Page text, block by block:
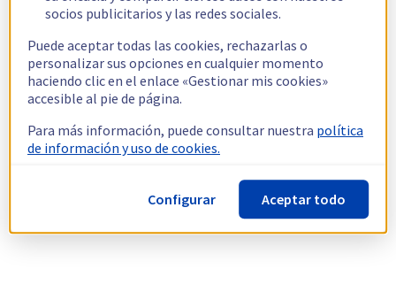
socios publicitarios y las redes sociales.
Puede aceptar todas las cookies, rechazarlas o
personalizar sus opciones en cualquier momento
haciendo clic en el enlace «Gestionar mis cookies»
accesible al pie de página.
Para más información, puede consultar nuestra política
de información y uso de cookies.
Configurar Aceptar todo